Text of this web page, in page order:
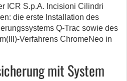
ICR S.p.A. Incisioni Cilindri
die erste Installation des
Q-Trac sowie des
Verfahrens ChromeNeo in
mit System